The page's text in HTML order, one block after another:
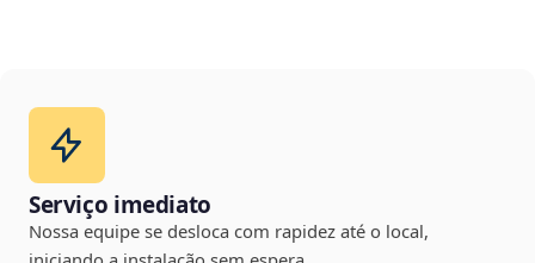
Serviço imediato
Nossa equipe se desloca com rapidez até o local,